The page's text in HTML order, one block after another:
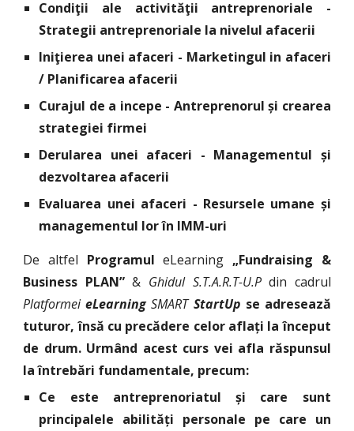
Condiţii ale activităţii antreprenoriale -
Strategii antreprenoriale la nivelul afacerii
Iniţierea unei afaceri - Marketingul in afaceri
/ Planificarea afacerii
Curajul de a incepe - Antreprenorul și crearea
strategiei firmei
Derularea unei afaceri - Managementul și
dezvoltarea afacerii
Evaluarea unei afaceri - Resursele umane și
managementul lor în IMM-uri
De altfel ProgramuleLearning „Fundraising &
Business PLAN” & Ghidul S.T.A.R.T-U.Pdin cadrul
PlatformeieLearningSMARTStartUp se adresează
tuturor, însă cu precădere celor aflați la început
de drum. Urmând acest curs vei afla răspunsul
la întrebări fundamentale, precum:
Ce este antreprenoriatul și care sunt
principalele abilități personale pe care un